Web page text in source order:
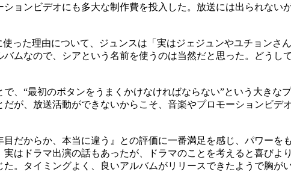
ョンビデオにも多大な制作費を投入した。放送には出られない
った理由について、ジュンスは「実はジェジュンやユチョンさ
ムなので、シアという名前を使うのは当然だと思った。どうし
、“最初のボタンをうまくかけなければならない”という大きな
が、放送活動ができないからこそ、音楽やプロモーションビデ
だからか、本当に違う』との評価に一番満足を感じ、パワーを
はドラマ出演の話もあったが、ドラマのことを考えると喜びよ
。タイミングよく、良いアルバムがリリースできたようで胸が